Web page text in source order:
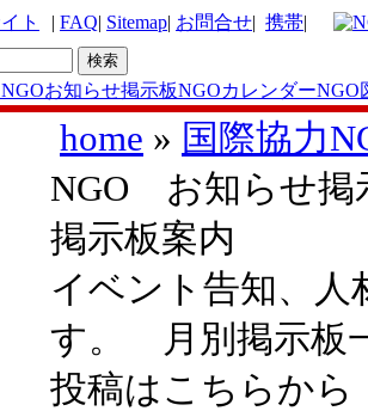
| FAQ| Sitemap| お問合せ| 携帯|
NGOお知らせ掲示板NGOカレンダーNGO
home » 国際協力
NGO お知らせ掲
掲示板案内
イベント告知、人
す。 月別掲示
投稿はこちらか